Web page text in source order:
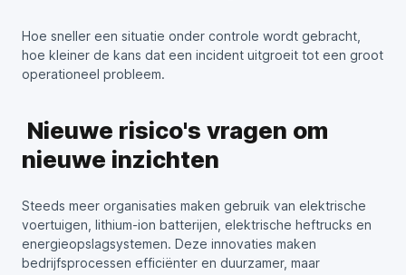
Hoe sneller een situatie onder controle wordt gebracht,
hoe kleiner de kans dat een incident uitgroeit tot een groot
operationeel probleem.
Nieuwe risico's vragen om
nieuwe inzichten
Steeds meer organisaties maken gebruik van elektrische
voertuigen, lithium-ion batterijen, elektrische heftrucks en
energieopslagsystemen. Deze innovaties maken
bedrijfsprocessen efficiënter en duurzamer, maar